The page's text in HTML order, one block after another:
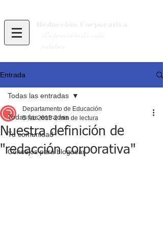
Entrada
Todas las entradas
Tu comunidad
Consejos para bloguear
Todas las entradas
Nuestra definición de
"redacción corporativa"
Departamento de Educación
5 feb 2015 2 min de lectura